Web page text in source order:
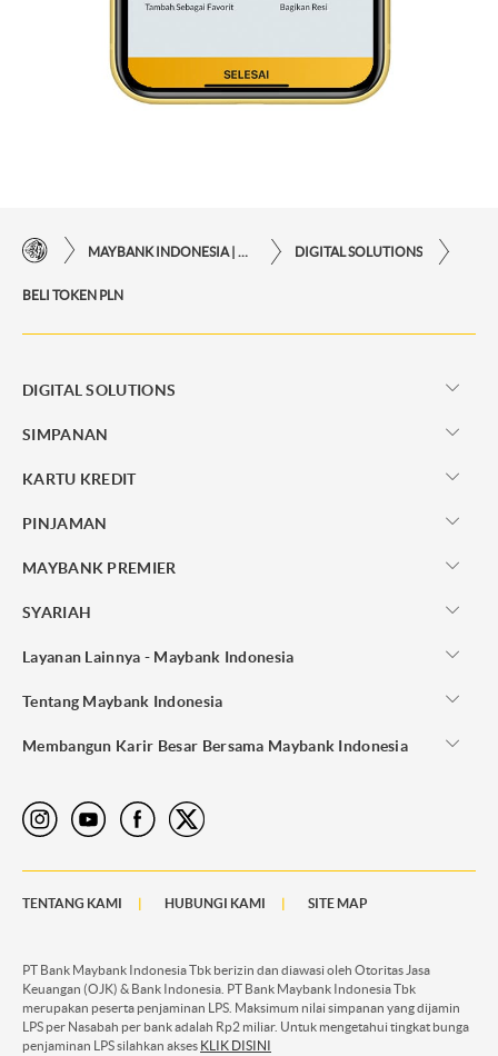
DIGITAL SOLUTIONS
BELI TOKEN PLN
DIGITAL SOLUTIONS
SIMPANAN
KARTU KREDIT
PINJAMAN
MAYBANK PREMIER
SYARIAH
Layanan Lainnya - Maybank Indonesia
Tentang Maybank Indonesia
Membangun Karir Besar Bersama Maybank Indonesia
TENTANG KAMI HUBUNGI KAMI SITE MAP
PT Bank Maybank Indonesia Tbk berizin dan diawasi oleh Otoritas Jasa
Keuangan (OJK) & Bank Indonesia. PT Bank Maybank Indonesia Tbk
merupakan peserta penjaminan LPS. Maksimum nilai simpanan yang dijamin
LPS per Nasabah per bank adalah Rp2 miliar. Untuk mengetahui tingkat bunga
penjaminan LPS silahkan akses KLIK DISINI